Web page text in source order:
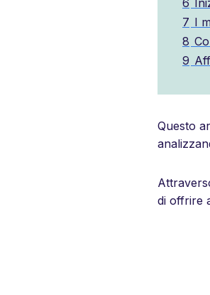
6
7 I
8
9
Questo
di offrire